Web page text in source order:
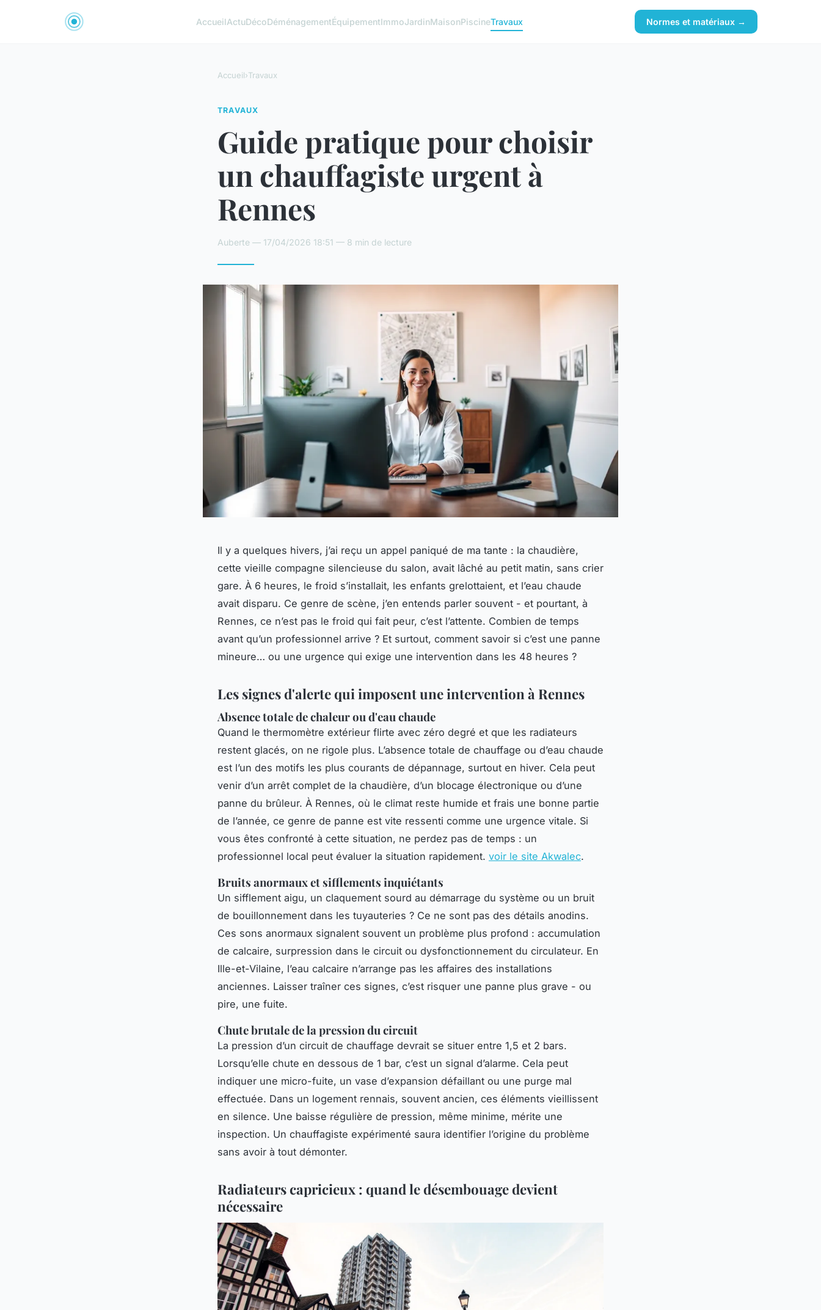
AccueilActuDécoDéménagementÉquipementImmoJardinMaisonPiscineTravaux Normes et matériaux →
Accueil›Travaux
TRAVAUX
Guide pratique pour choisir
un chauffagiste urgent à
Rennes
Auberte — 17/04/2026 18:51 — 8 min de lecture
Il y a quelques hivers, j’ai reçu un appel paniqué de ma tante : la chaudière,
cette vieille compagne silencieuse du salon, avait lâché au petit matin, sans crier
gare. À 6 heures, le froid s’installait, les enfants grelottaient, et l’eau chaude
avait disparu. Ce genre de scène, j’en entends parler souvent - et pourtant, à
Rennes, ce n’est pas le froid qui fait peur, c’est l’attente. Combien de temps
avant qu’un professionnel arrive ? Et surtout, comment savoir si c’est une panne
mineure… ou une urgence qui exige une intervention dans les 48 heures ?
Les signes d'alerte qui imposent une intervention à Rennes
Absence totale de chaleur ou d'eau chaude
Quand le thermomètre extérieur flirte avec zéro degré et que les radiateurs
restent glacés, on ne rigole plus. L’absence totale de chauffage ou d’eau chaude
est l’un des motifs les plus courants de dépannage, surtout en hiver. Cela peut
venir d’un arrêt complet de la chaudière, d’un blocage électronique ou d’une
panne du brûleur. À Rennes, où le climat reste humide et frais une bonne partie
de l’année, ce genre de panne est vite ressenti comme une urgence vitale. Si
vous êtes confronté à cette situation, ne perdez pas de temps : un
professionnel local peut évaluer la situation rapidement. voir le site Akwalec.
Bruits anormaux et sifflements inquiétants
Un sifflement aigu, un claquement sourd au démarrage du système ou un bruit
de bouillonnement dans les tuyauteries ? Ce ne sont pas des détails anodins.
Ces sons anormaux signalent souvent un problème plus profond : accumulation
de calcaire, surpression dans le circuit ou dysfonctionnement du circulateur. En
Ille-et-Vilaine, l’eau calcaire n’arrange pas les affaires des installations
anciennes. Laisser traîner ces signes, c’est risquer une panne plus grave - ou
pire, une fuite.
Chute brutale de la pression du circuit
La pression d’un circuit de chauffage devrait se situer entre 1,5 et 2 bars.
Lorsqu’elle chute en dessous de 1 bar, c’est un signal d’alarme. Cela peut
indiquer une micro-fuite, un vase d’expansion défaillant ou une purge mal
effectuée. Dans un logement rennais, souvent ancien, ces éléments vieillissent
en silence. Une baisse régulière de pression, même minime, mérite une
inspection. Un chauffagiste expérimenté saura identifier l’origine du problème
sans avoir à tout démonter.
Radiateurs capricieux : quand le désembouage devient
nécessaire